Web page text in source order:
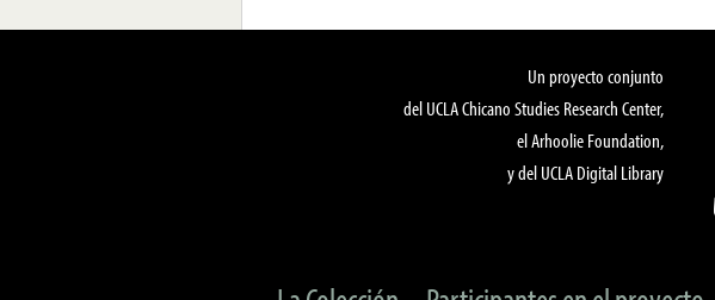
Un proyecto conjunto
del UCLA Chicano Studies Research Center,
el Arhoolie Foundation,
y del UCLA Digital Library